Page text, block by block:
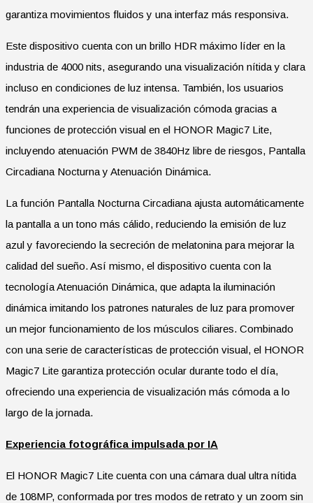
garantiza movimientos fluidos y una interfaz más responsiva.
Este dispositivo cuenta con un brillo HDR máximo líder en la
industria de 4000 nits, asegurando una visualización nítida y clara
incluso en condiciones de luz intensa. También, los usuarios
tendrán una experiencia de visualización cómoda gracias a
funciones de protección visual en el HONOR Magic7 Lite,
incluyendo atenuación PWM de 3840Hz libre de riesgos, Pantalla
Circadiana Nocturna y Atenuación Dinámica.
La función Pantalla Nocturna Circadiana ajusta automáticamente
la pantalla a un tono más cálido, reduciendo la emisión de luz
azul y favoreciendo la secreción de melatonina para mejorar la
calidad del sueño. Así mismo, el dispositivo cuenta con la
tecnología Atenuación Dinámica, que adapta la iluminación
dinámica imitando los patrones naturales de luz para promover
un mejor funcionamiento de los músculos ciliares. Combinado
con una serie de características de protección visual, el HONOR
Magic7 Lite garantiza protección ocular durante todo el día,
ofreciendo una experiencia de visualización más cómoda a lo
largo de la jornada.
Experiencia fotográfica impulsada por IA
El HONOR Magic7 Lite cuenta con una cámara dual ultra nítida
de 108MP, conformada por tres modos de retrato y un zoom sin